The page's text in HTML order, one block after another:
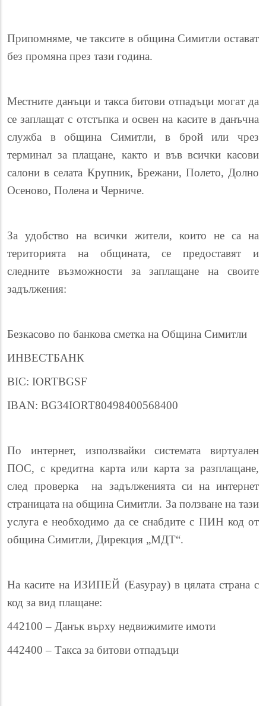
Припомняме, че тaксите в община Симитли остават
без промяна през тази година.
Местните данъци и такса битови отпадъци могат да
се заплащат с отстъпка и освен на касите в данъчна
служба в община Симитли, в брой или чрез
терминал за плащане, както и във всички касови
салони в селата Крупник, Брежани, Полето, Долно
Осеново, Полена и Черниче.
За удобство на всички жители, които не са на
територията на общината, се предоставят и
следните възможности за заплащане на своите
задължения:
Безкасово по банкова сметка на Община Симитли
ИНВЕСТБАНК
BIC: IORTBGSF
IBAN: BG34IORT80498400568400
По интернет, използвайки системата виртуален
ПОС, с кредитна карта или карта за разплащане,
след проверка на задълженията си на интернет
страницата на община Симитли. За ползване на тази
услуга е необходимо да се снабдите с ПИН код от
община Симитли, Дирекция „МДТ“.
На касите на ИЗИПЕЙ (Easypay) в цялата страна с
код за вид плащане:
442100 – Данък върху недвижимите имоти
442400 – Такса за битови отпадъци